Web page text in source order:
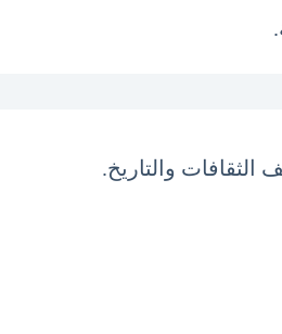
والتاريخ.